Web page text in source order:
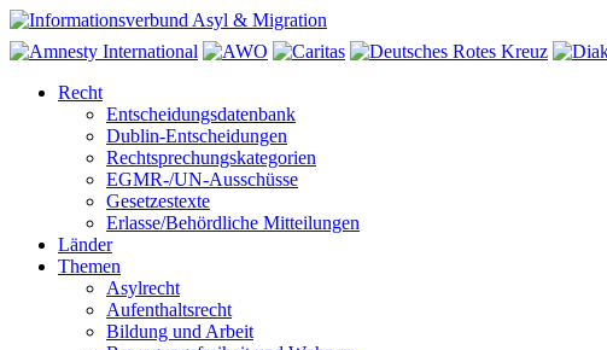
Recht
Entscheidungsdatenbank
Dublin-Entscheidungen
Rechtsprechungskategorien
EGMR-/UN-Ausschüsse
Gesetzestexte
Erlasse/Behördliche Mitteilungen
Länder
Themen
Asylrecht
Aufenthaltsrecht
Bildung und Arbeit